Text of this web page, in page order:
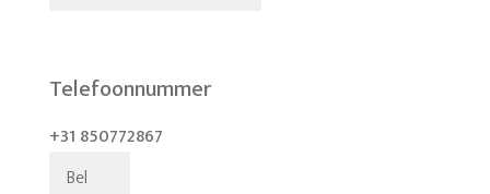
Telefoonnummer
+31 850772867
Bel